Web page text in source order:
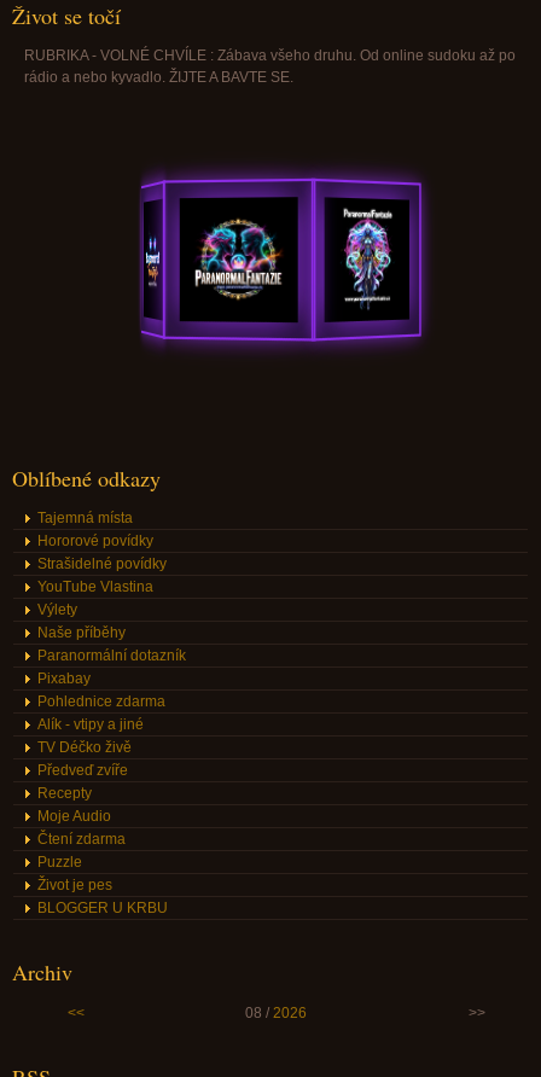
Život se točí
RUBRIKA - VOLNÉ CHVÍLE : Zábava všeho druhu. Od online sudoku až po
rádio a nebo kyvadlo. ŽIJTE A BAVTE SE.
Oblíbené odkazy
Tajemná místa
Hororové povídky
Strašidelné povídky
YouTube Vlastina
Výlety
Naše příběhy
Paranormální dotazník
Pixabay
Pohlednice zdarma
Alík - vtipy a jiné
TV Déčko živě
Předveď zvíře
Recepty
Moje Audio
Čtení zdarma
Puzzle
Život je pes
BLOGGER U KRBU
Archiv
<< 08 / 2026 >>